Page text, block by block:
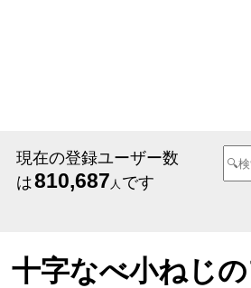
現在の登録ユーザー数
は810,687 人 です
十字なべ小ねじ